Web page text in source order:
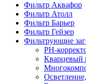
Фильтр Аквафор
Фильтр Атолл
Фильтр Барьер
Фильтр Гейзер
Фильтрующие
PH-
Кварцевый